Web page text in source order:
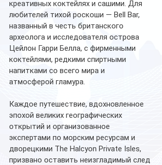
креативных коктейлях и сашими. Для
любителей тихой роскоши — Bell Bar,
названный в честь британского
археолога и исследователя острова
Цейлон Гарри Белла, с фирменными
коктейлями, редкими спиртными
напитками со всего мира и
атмосферой гламура.
Каждое путешествие, вдохновленное
эпохой великих географических
открытий и организованное
экспертами по морским ресурсам и
дворецкими The Halcyon Private Isles,
призвано оставить неизгладимый след